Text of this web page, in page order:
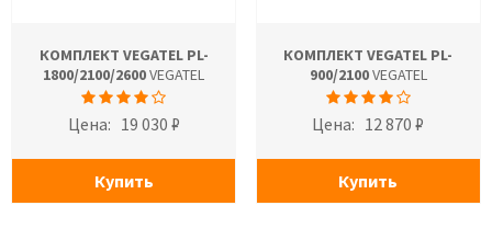
КОМПЛЕКТ VEGATEL PL-
1800/2100/2600VEGATEL
Цена: 19 030 ₽
Купить
КОМПЛЕКТ VEGATEL PL-
900/2100VEGATEL
Цена: 12 870 ₽
Купить